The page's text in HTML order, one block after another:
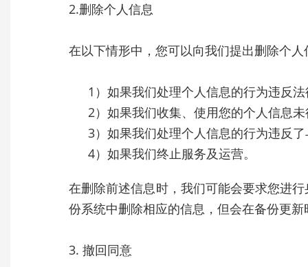
2.删除个人信息
在以下情形中，您可以向我们提出删除个
1）如果我们处理个人信息的行为违反
2）如果我们收集、使用您的个人信息
3）如果我们处理个人信息的行为违反
4）如果我们终止服务及运营。
在删除前述信息时，我们可能会要求您进
份系统中删除相应的信息，但会在备份更
3. 撤回同意